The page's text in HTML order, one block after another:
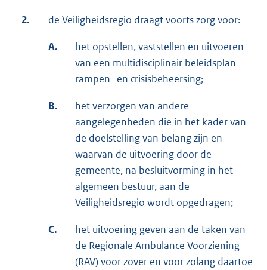
2. de Veiligheidsregio draagt voorts zorg voor:
A.
het opstellen, vaststellen en uitvoeren
van een multidisciplinair beleidsplan
rampen- en crisisbeheersing;
B.
het verzorgen van andere
aangelegenheden die in het kader van
de doelstelling van belang zijn en
waarvan de uitvoering door de
gemeente, na besluitvorming in het
algemeen bestuur, aan de
Veiligheidsregio wordt opgedragen;
C.
het uitvoering geven aan de taken van
de Regionale Ambulance Voorziening
(RAV) voor zover en voor zolang daartoe